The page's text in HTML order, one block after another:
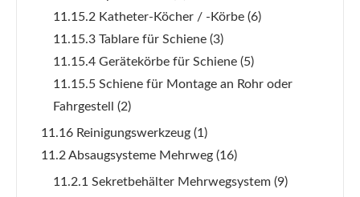
11.15.2 Katheter-Köcher / -Körbe (6)
11.15.3 Tablare für Schiene (3)
11.15.4 Gerätekörbe für Schiene (5)
11.15.5 Schiene für Montage an Rohr oder
Fahrgestell
(2)
11.16 Reinigungswerkzeug (1)
11.2 Absaugsysteme Mehrweg (16)
11.2.1 Sekretbehälter Mehrwegsystem (9)